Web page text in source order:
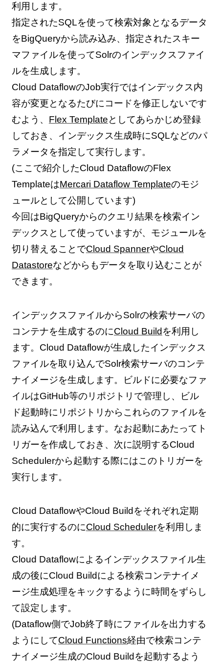
利用します。
指定されたSQLを使って検索対象となるデータ
をBigQueryから読み込み、指定されたスキー
マファイルを使ってSolrのインデックスファイ
ルを生成します。
Cloud DataflowのJob実行ではインデックス内
容が変更となるたびにコードを修正しないです
むよう、 Flex Templateとしてあらかじめ登録
しておき、インデックス生成時にSQLなどのパ
ラメータを指定して実行します。
(ここで紹介したCloud DataflowのFlex
TemplateはMercari Dataflow Templateのモジ
ュールとして公開しています)
今回はBigQueryからのクエリ結果を検索イン
デックスとして使っていますが、モジュールを
切り替えることでCloud SpannerやCloud
Datastoreなどからもデータを取り込むことが
できます。
インデックスファイルからSolrの検索サーバの
コンテナを生成するのにCloud Buildを利用し
ます。Cloud Dataflowが生成したインデックス
ファイルを取り込んでSolr検索サーバのコンテ
ナイメージを生成します。ビルドに必要なファ
イルはGitHub等のリポジトリで管理し、ビル
ド起動時にリポジトリからこれらのファイルを
読み込んで利用します。なお起動にあたってト
リガーを作成しておき、次に説明するCloud
Schedulerから起動する際にはこのトリガーを
実行します。
Cloud DataflowやCloud Buildをそれぞれ定期
的に実行するのにCloud Schedulerを利用しま
す。
Cloud Dataflowによるインデックスファイル生
成の後にCloud Buildによる検索コンテナイメ
ージ生成処理をキックするように時間をずらし
て設定します。
(Dataflow側でJob終了時にファイルを出力する
ようにしてCloud Functions経由で検索コンテ
ナイメージ生成のCloud Buildを起動するよう